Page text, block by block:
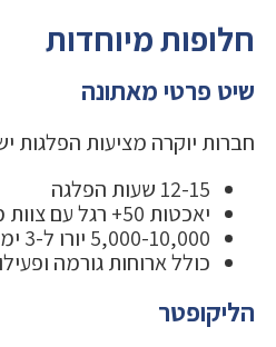
חלופות מיוחדות
שיט פרטי מאתונה
חברות יוקרה מציעות הפלגות
12-15 שעות הפלגה
יאכטות 50+ רגל עם צוות מלא
5,000-10,000 יורו ל-3 ימים
כולל ארוחות גורמה
הליקופטר